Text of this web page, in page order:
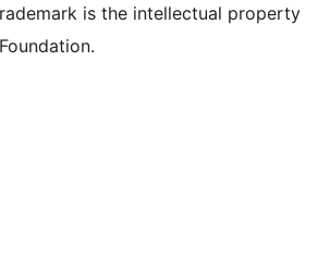
is the intellectual property